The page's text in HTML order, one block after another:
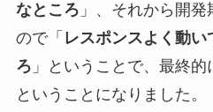
なところ 」、それから開
ので「 レスポンスよく動
ろ 」ということで、最終
ということになりました。